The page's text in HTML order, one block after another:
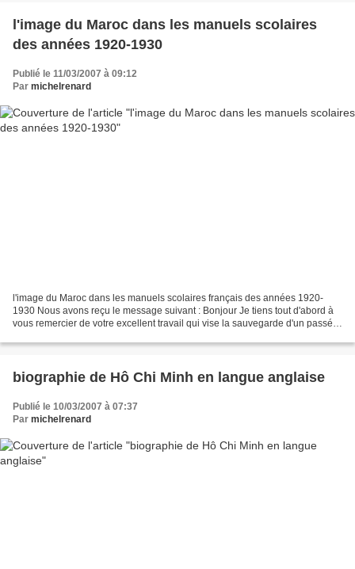
l'image du Maroc dans les manuels scolaires
des années 1920-1930
Publié le 11/03/2007 à 09:12
Par michelrenard
l'image du Maroc dans les manuels scolaires français des années 1920-
1930 Nous avons reçu le message suivant : Bonjour Je tiens tout d'abord à
vous remercier de votre excellent travail qui vise la sauvegarde d'un passé
biographie de Hô Chi Minh en langue anglaise
Publié le 10/03/2007 à 07:37
Par michelrenard